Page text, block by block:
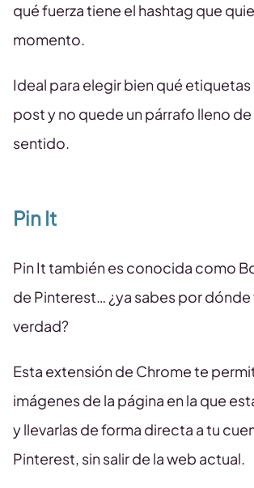
qué fuerza tiene el hashtag que
momento.
Ideal para elegir bien qué etiquetas
post y no quede un párrafo lleno
sentido.
Pin It
Pin It también es conocida como
de Pinterest… ¿ya sabes por dónde
verdad?
Esta extensión de Chrome te
imágenes de la página en la que
y llevarlas de forma directa a tu
Pinterest, sin salir de la web actual.